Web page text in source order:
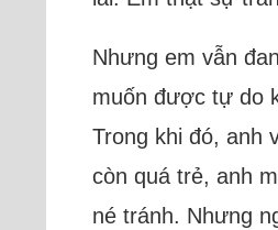
Nhưng em vẫn
muốn được tự do
Trong khi đó, anh
còn quá trẻ, anh
né tránh. Nhưng